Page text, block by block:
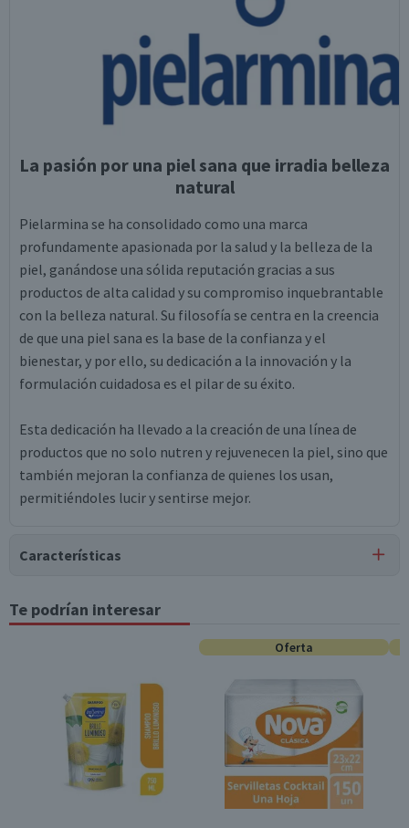
La pasión por una piel sana que irradia belleza
natural
Pielarmina se ha consolidado como una marca
profundamente apasionada por la salud y la belleza de la
piel, ganándose una sólida reputación gracias a sus
productos de alta calidad y su compromiso inquebrantable
con la belleza natural. Su filosofía se centra en la creencia
de que una piel sana es la base de la confianza y el
bienestar, y por ello, su dedicación a la innovación y la
formulación cuidadosa es el pilar de su éxito.
Esta dedicación ha llevado a la creación de una línea de
productos que no solo nutren y rejuvenecen la piel, sino que
también mejoran la confianza de quienes los usan,
permitiéndoles lucir y sentirse mejor.
Características
Tipo de Producto
Cremas Corporales
Te podrían interesar
Oferta